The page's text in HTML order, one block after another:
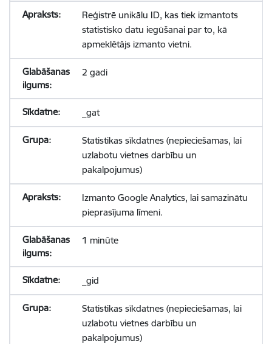
Reģistrē unikālu ID, kas tiek izmantots
statistisko datu iegūšanai par to, kā
apmeklētājs izmanto vietni.
2 gadi
_gat
Statistikas sīkdatnes (nepieciešamas, lai
uzlabotu vietnes darbību un
pakalpojumus)
Izmanto Google Analytics, lai samazinātu
pieprasījuma līmeni.
1 minūte
_gid
Statistikas sīkdatnes (nepieciešamas, lai
uzlabotu vietnes darbību un
pakalpojumus)